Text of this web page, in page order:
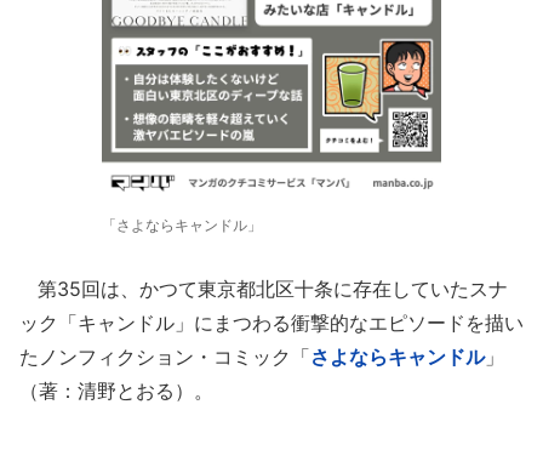
「さよならキャンドル」
第35回は、かつて東京都北区十条に存在していたスナ
ック「キャンドル」にまつわる衝撃的なエピソードを描い
たノンフィクション・コミック「さよならキャンドル」
（著：清野とおる）。